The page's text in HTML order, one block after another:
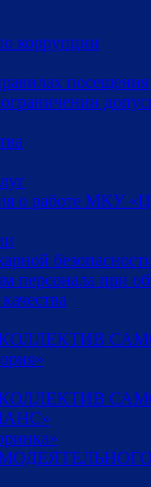
коррупции
посещения
о работе МКУ
персонала при